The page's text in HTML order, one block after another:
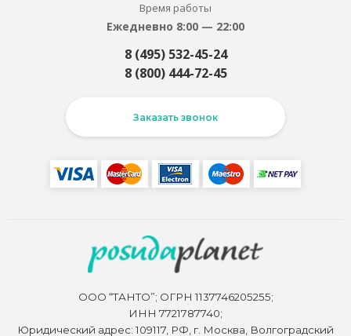
Время работы
Ежедневно 8:00 — 22:00
8 (495) 532-45-24
8 (800) 444-72-45
Заказать звонок
ООО “ТАНТО”; ОГРН 1137746205255;
ИНН 7721787740;
Юридический адрес: 109117, РФ, г. Москва, Волгоградский